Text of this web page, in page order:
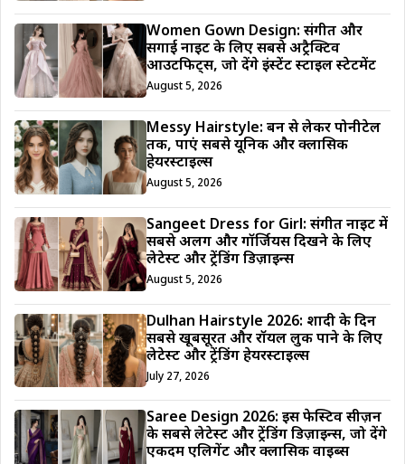
Women Gown Design: संगीत और
सगाई नाइट के लिए सबसे अट्रैक्टिव
आउटफिट्स, जो देंगे इंस्टेंट स्टाइल स्टेटमेंट
August 5, 2026
Messy Hairstyle: बन से लेकर पोनीटेल
तक, पाएं सबसे यूनिक और क्लासिक
हेयरस्टाइल्स
August 5, 2026
Sangeet Dress for Girl: संगीत नाइट में
सबसे अलग और गॉर्जियस दिखने के लिए
लेटेस्ट और ट्रेंडिंग डिज़ाइन्स
August 5, 2026
Dulhan Hairstyle 2026: शादी के दिन
सबसे खूबसूरत और रॉयल लुक पाने के लिए
लेटेस्ट और ट्रेंडिंग हेयरस्टाइल्स
July 27, 2026
Saree Design 2026: इस फेस्टिव सीज़न
के सबसे लेटेस्ट और ट्रेंडिंग डिज़ाइन्स, जो देंगे
एकदम एलिगेंट और क्लासिक वाइब्स